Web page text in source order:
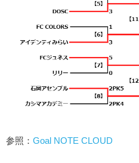
参照： Goal NOTE CLOUD